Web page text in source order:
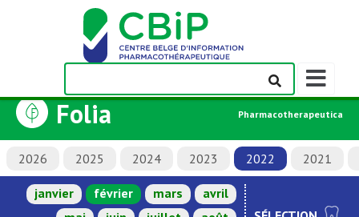
Afficher/
la
de
navigation
Folia Pharmacotherapeutica
2026 2025 2024 2023 2022 2021
janvier février mars
avril